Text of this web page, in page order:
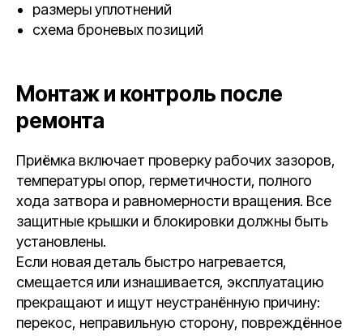
размеры уплотнений
схема броневых позиций
Монтаж и контроль после
ремонта
Приёмка включает проверку рабочих зазоров,
температуры опор, герметичности, полного
хода затвора и равномерности вращения. Все
защитные крышки и блокировки должны быть
установлены.
Если новая деталь быстро нагревается,
смещается или изнашивается, эксплуатацию
прекращают и ищут неустранённую причину:
перекос, неправильную сторону, повреждённое